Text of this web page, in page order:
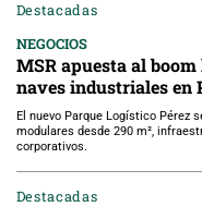
Destacadas
NEGOCIOS
MSR apuesta al
naves industriales en
El nuevo Parque Logístico Pérez
modulares desde 290 m²,
corporativos.
Destacadas